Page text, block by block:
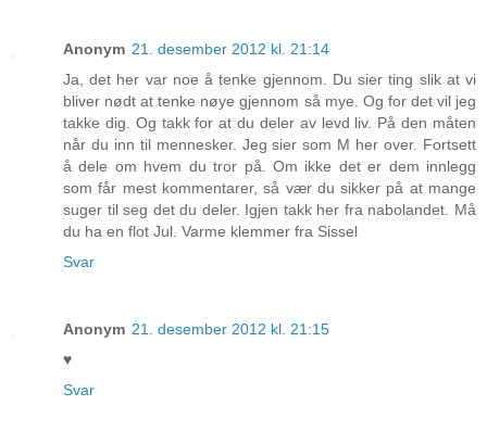
Anonym 21. desember 2012 kl. 21:14
Ja, det her var noe å tenke gjennom. Du sier ting slik at vi
bliver nødt at tenke nøye gjennom så mye. Og for det vil jeg
takke dig. Og takk for at du deler av levd liv. På den måten
når du inn til mennesker. Jeg sier som M her over. Fortsett
å dele om hvem du tror på. Om ikke det er dem innlegg
som får mest kommentarer, så vær du sikker på at mange
suger til seg det du deler. Igjen takk her fra nabolandet. Må
du ha en flot Jul. Varme klemmer fra Sissel
Svar
Anonym 21. desember 2012 kl. 21:15
♥
Svar